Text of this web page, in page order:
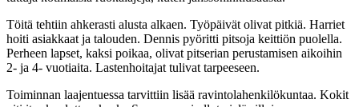
Töitä tehtiin ahkerasti alusta alkaen. Työpäivät olivat pitkiä. Harriet
hoiti asiakkaat ja talouden. Dennis pyöritti pitsoja keittiön puolella.
Perheen lapset, kaksi poikaa, olivat pitserian perustamisen aikoihin
2- ja 4- vuotiaita. Lastenhoitajat tulivat tarpeeseen.
Toiminnan laajentuessa tarvittiin lisää ravintolahenkilökuntaa. Kokit